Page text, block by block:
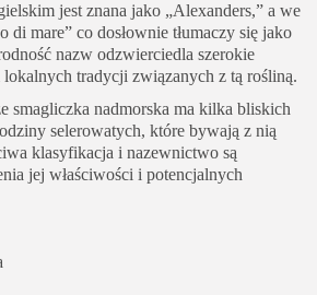
jest znana jako „Alexanders,” a we
di mare” co dosłownie tłumaczy się jako
nazw odzwierciedla szerokie
lokalnych tradycji związanych z tą rośliną.
smagliczka nadmorska ma kilka bliskich
selerowatych, które bywają z nią
klasyfikacja i nazewnictwo są
jej właściwości i potencjalnych